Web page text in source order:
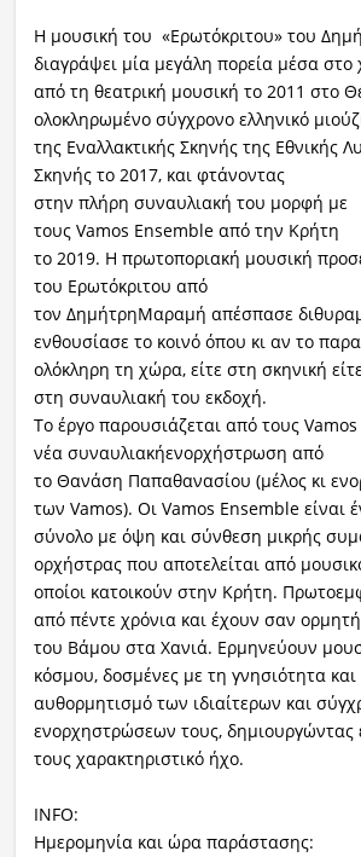
Η μουσική του «Ερωτόκριτου» του
διαγράψει μία μεγάλη πορεία μέσα στο
από τη θεατρική μουσική το 2011 στο
ολοκληρωμένο σύγχρονο ελληνικό
της Εναλλακτικής Σκηνής της Εθνικής
Σκηνής το 2017, και φτάνοντας
στην πλήρη συναυλιακή του μορφή με
τους Vamos Ensemble από την Κρήτη
το 2019. H πρωτοποριακή μουσική
του Ερωτόκριτου από
τον ΔημήτρηΜαραµή απέσπασε
ενθουσίασε το κοινό όπου κι αν το
ολόκληρη τη χώρα, είτε στη σκηνική είτε
στη συναυλιακή του εκδοχή.
Το έργο παρουσιάζεται από τους
νέα συναυλιακήενορχήστρωση από
το Θανάση Παπαθανασίου (μέλος κι
των Vamos). Οι Vamos Ensemble είναι
σύνολο με όψη και σύνθεση μικρής
ορχήστρας που αποτελείται από
οποίοι κατοικούν στην Κρήτη.
από πέντε χρόνια και έχουν σαν
του Βάμου στα Χανιά. Ερμηνεύουν
κόσμου, δοσμένες με τη γνησιότητα και
αυθορμητισμό των ιδιαίτερων και
ενορχηστρώσεων τους, δημιουργώντας
τους χαρακτηριστικό ήχο.
INFO:
Ημερομηνία και ώρα παράστασης: